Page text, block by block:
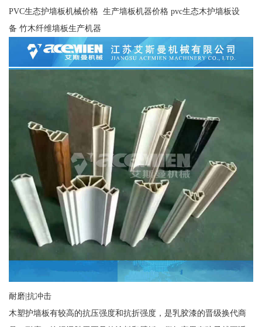
PVC生态护墙板机械价格 生产墙板机器价格 pvc生态木护墙板设
备 竹木纤维墙板生产机器
耐磨|抗冲击
木塑护墙板有较高的抗压强度和抗折强度，是乳胶漆的晋级换代商